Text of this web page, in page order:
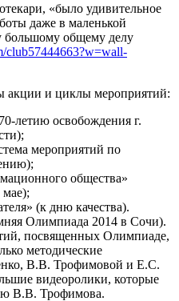
«было удивительное
даже в маленькой
большому общему делу
club57444663?w=wall-
акции и циклы мероприятий:
летию освобождения г.
мероприятий по
общества»
(к дню качества).
Олимпиада 2014 в Сочи).
посвященных Олимпиаде,
методические
В.В. Трофимовой и Е.С.
видеоролики, которые
В.В. Трофимова.